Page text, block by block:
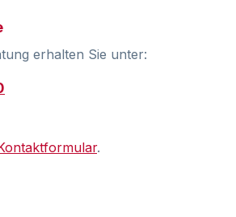
erhalten Sie unter:
.